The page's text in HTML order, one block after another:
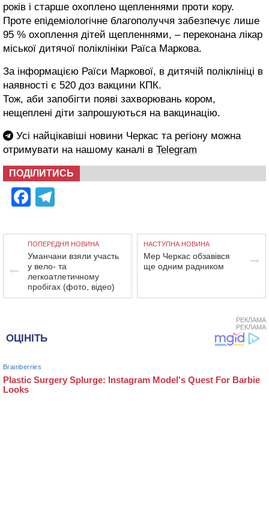
років і старше охоплено щепленнями проти кору.
Проте епідеміологічне благополуччя забезпечує лише
95 % охоплення дітей щепленнями, – переконана лікар
міської дитячої поліклініки Раїса Маркова.
За інформацією Раїси Маркової, в дитячій поліклініці в
наявності є 520 доз вакцини КПК.
Тож, аби запобігти появі захворювань кором,
нещеплені діти запрошуються на вакцинацію.
Усі найцікавіші новини Черкас та регіону можна
отримувати на нашому каналі в Telegram
ПОДІЛИТИСЬ
Facebook
ПОПЕРЕДНЯ НОВИНА
Уманчани взяли участь
у вело- та
легкоатлетичному
пробігах (фото, відео)
НАСТУПНА НОВИНА
Мер Черкас обзавівся
ще одним радником
РЕКЛАМА
РЕКЛАМА